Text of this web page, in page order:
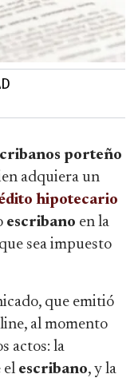
porteño
adquiera un
hipotecario
escribano en la
sea impuesto
que emitió
al momento
actos: la
el escribano, y la